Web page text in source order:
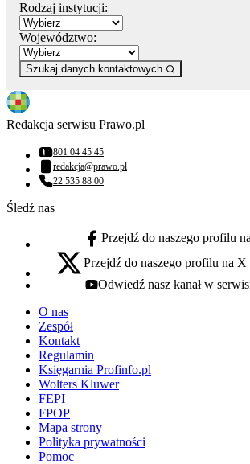
Rodzaj instytucji:
Województwo:
Szukaj danych kontaktowych
Redakcja serwisu Prawo.pl
Numer telefonu:
801 04 45 45
Adres email:
redakcja@prawo.pl
Numer telefonu:
22 535 88 00
Śledź nas
facebook - otwiera się w nowej karcie
Przejdź do naszego profilu
x - otwiera się w nowej karcie
Przejdź do naszego profilu na
youtube - otwiera się w nowej karcie
Odwiedź nasz kanał w
O nas
Zespół
Kontakt
Regulamin
Księgarnia Profinfo.pl
Wolters Kluwer
FEPI
FPOP
Mapa strony
Polityka prywatności
Pomoc